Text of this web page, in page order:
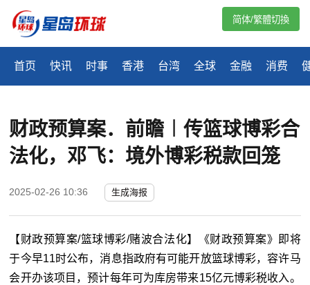
首页 快讯 时事 香港 台湾 全球 金融 消费
简体/繁體切換
财政预算案．前瞻︱传篮球博彩合
法化，邓飞：境外博彩税款回笼
2025-02-26 10:36 生成海报
【财政预算案/篮球博彩/赌波合法化】《财政预算案》即将
于今早11时公布，消息指政府有可能开放篮球博彩，容许马
会开办该项目，预计每年可为库房带来15亿元博彩税收入。